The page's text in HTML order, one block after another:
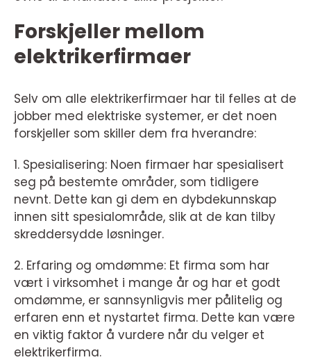
Forskjeller mellom
elektrikerfirmaer
Selv om alle elektrikerfirmaer har til felles at de
jobber med elektriske systemer, er det noen
forskjeller som skiller dem fra hverandre:
1. Spesialisering: Noen firmaer har spesialisert
seg på bestemte områder, som tidligere
nevnt. Dette kan gi dem en dybdekunnskap
innen sitt spesialområde, slik at de kan tilby
skreddersydde løsninger.
2. Erfaring og omdømme: Et firma som har
vært i virksomhet i mange år og har et godt
omdømme, er sannsynligvis mer pålitelig og
erfaren enn et nystartet firma. Dette kan være
en viktig faktor å vurdere når du velger et
elektrikerfirma.